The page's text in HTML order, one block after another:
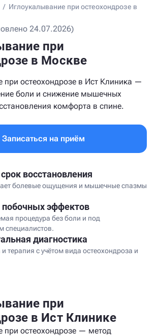
/ Иглоукалывание при остеохондрозе в
24.07.2026)
при
в Москве
при остеохондрозе в Ист Клиника —
боли и снижение мышечных
комфорта в спине.
Записаться на приём
восстановления
болевые ощущения и мышечные спазмы
эффектов
процедура без боли и под
специалистов.
диагностика
терапия с учётом вида остеохондроза и
при
в Ист Клинике
при остеохондрозе — метод